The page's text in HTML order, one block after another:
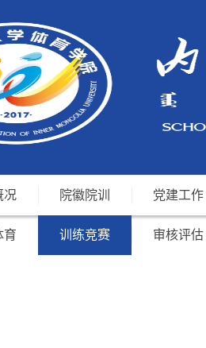
况 院徽院训 党建工作
育 训练竞赛 审核评估